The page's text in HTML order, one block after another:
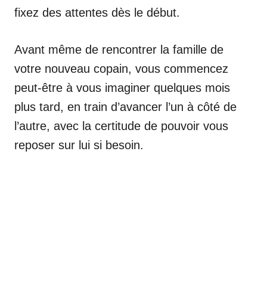
fixez des attentes dès le début.
Avant même de rencontrer la famille de
votre nouveau copain, vous commencez
peut-être à vous imaginer quelques mois
plus tard, en train d’avancer l’un à côté de
l’autre, avec la certitude de pouvoir vous
reposer sur lui si besoin.